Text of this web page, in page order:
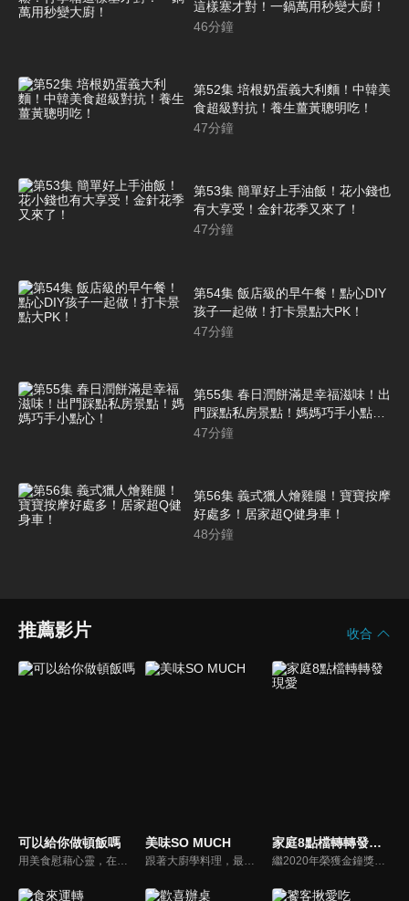
這樣塞才對！一鍋萬用秒變大廚！
46分鐘
第52集 培根奶蛋義大利麵！中韓美
食超級對抗！養生薑黃聰明吃！
47分鐘
第53集 簡單好上手油飯！花小錢也
有大享受！金針花季又來了！
47分鐘
第54集 飯店級的早午餐！點心DIY
孩子一起做！打卡景點大PK！
47分鐘
第55集 春日潤餅滿是幸福滋味！出
門踩點私房景點！媽媽巧手小點
心！
47分鐘
第56集 義式獵人燴雞腿！寶寶按摩
好處多！居家超Q健身車！
48分鐘
推薦影片 收合
可以給你做頓飯嗎 美味SO MUCH 家庭8點檔轉轉發現愛
繼2020年榮獲金鐘獎「生活風格節目主持人獎」，2021年再度入圍，從真理出發的家庭談話性節目，針對現代婚姻家庭議題讓您輕鬆掌握關注方向。